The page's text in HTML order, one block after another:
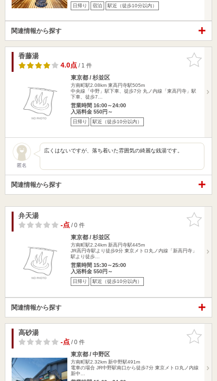
日帰り 宿泊 駅近（徒歩10分以内）
関連情報から探す
お気に入
りに追加
香藤湯
4.0点/ 1 件
東京都 / 杉並区
方南町駅2.08km 東高円寺駅505m
中央線「中野」駅下車、徒歩7分 丸ノ内線「東高円寺」駅
下車、徒歩7…
営業時間 16:00～24:00
入浴料金 550円～
日帰り 駅近（徒歩10分以内）
匿名
広くはないですが、落ち着いた雰囲気の綺麗な銭湯です。
関連情報から探す
お気に入
りに追加
弁天湯
-点/ 0 件
東京都 / 杉並区
方南町駅2.24km 新高円寺駅445m
JR高円寺駅より徒歩9分 東京メトロ丸ノ内線「新高円寺」
駅より徒歩…
営業時間 15:30～25:00
入浴料金 550円～
日帰り 駅近（徒歩10分以内）
関連情報から探す
お気に入
りに追加
高砂湯
-点/ 0 件
東京都 / 中野区
方南町駅2.32km 新中野駅491m
電車の場合 JR中野駅南口から徒歩7分 東京メトロ丸ノ内線
新中…